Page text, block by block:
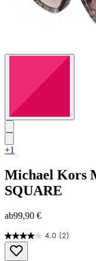
+1
Michael Kors
SQUARE
ab99,90 €
4.0 (2)
4.0
von